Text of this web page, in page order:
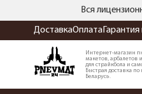
Вся
ДоставкаОплата
Интернет-магазин
макетов, арбалетов
для страйкбола и
Быстрая доставка по
Беларусь.